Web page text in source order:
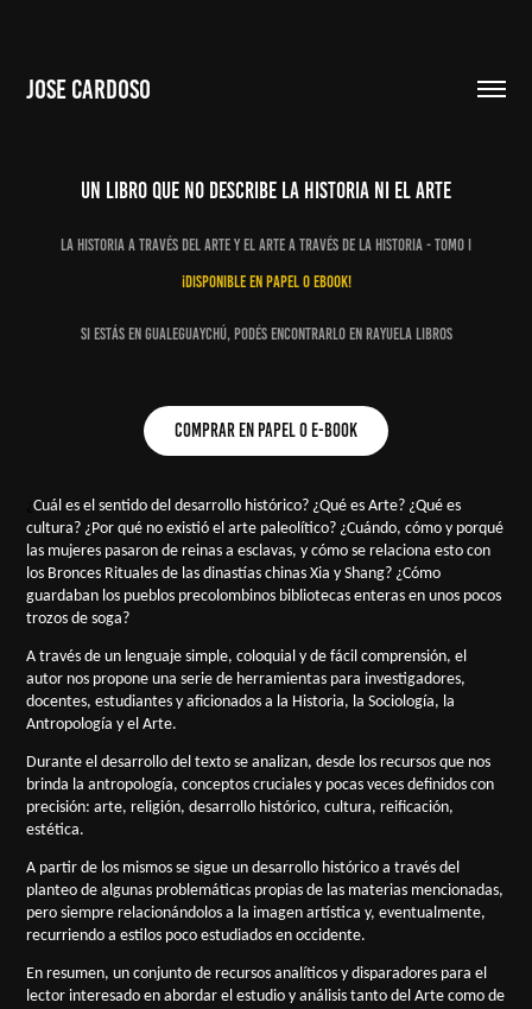
JOSE CARDOSO
un libro que no describe la historia ni el arte
La historia a través del arte y el arte a través de la historia - tomo i
¡disponible en papel o ebook!
Si estás en gualeguaychú, podés encontrarlo en Rayuela Libros
comprar en papel o E-book
¿Cuál es el sentidodel desarrollo histórico? ¿Qué es Arte? ¿Qué es
cultura? ¿Por qué no existió el arte paleolítico? ¿Cuándo, cómo y porqué
las mujeres pasaron de reinas a esclavas, y cómo se relaciona esto con
los Bronces Rituales de las dinastías chinas Xia y Shang? ¿Cómo
guardaban los pueblos precolombinos bibliotecas enteras en unos pocos
trozos de soga?
A través de un lenguaje simple, coloquial y de fácil comprensión, el
autor nos propone una serie de herramientas para investigadores,
docentes, estudiantes y aficionados a la Historia, la Sociología, la
Antropología y el Arte.
Durante el desarrollo del texto se analizan, desde los recursos que nos
brinda la antropología, conceptos cruciales y pocas veces definidos con
precisión: arte, religión, desarrollo histórico, cultura, reificación,
estética.
A partir de los mismos se sigue un desarrollo histórico a través del
planteo de algunas problemáticas propias de las materias mencionadas,
pero siempre relacionándolos a la imagen artística y, eventualmente,
recurriendo a estilos poco estudiados en occidente.
En resumen, un conjunto de recursos analíticos y disparadores para el
lector interesado en abordar el estudio y análisis tanto del Arte como de